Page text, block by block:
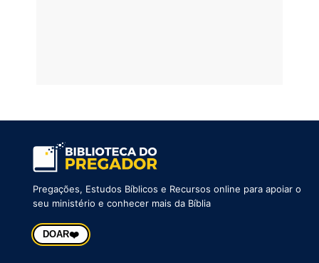
Pregações, Estudos Bíblicos e Recursos online para apoiar o
seu ministério e conhecer mais da Bíblia
DOAR❤️